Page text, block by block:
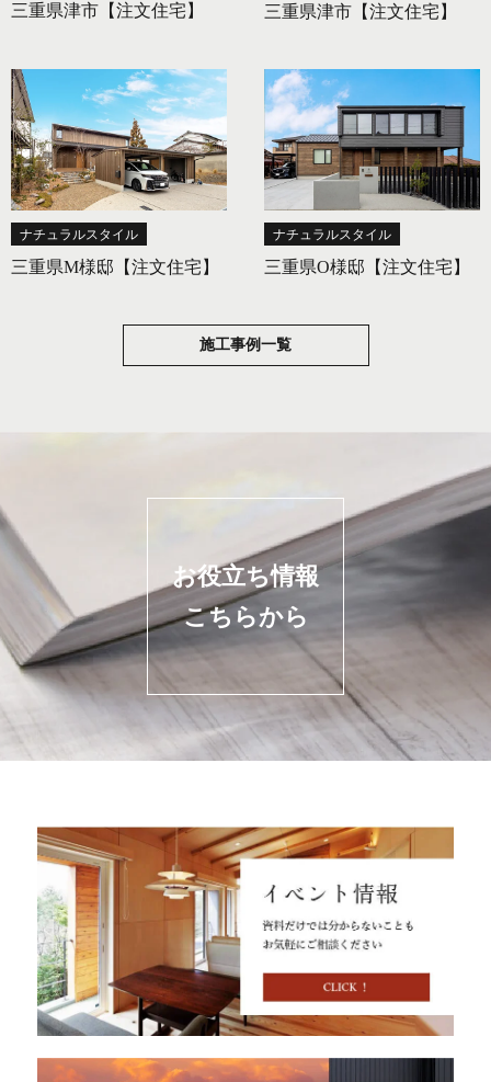
三重県津市【注文住宅】 三重県津市【注文住宅】
ナチュラルスタイル
三重県M様邸【注文住宅】
ナチュラルスタイル
三重県O様邸【注文住宅】
施工事例一覧
お役立ち情報
こちらから